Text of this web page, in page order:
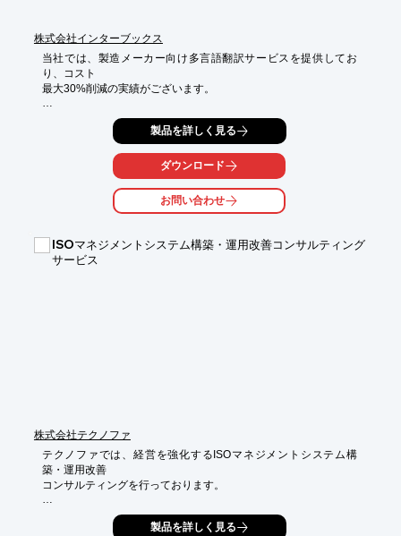
い。
株式会社インターブックス
当社では、製造メーカー向け多言語翻訳サービスを提供してお
り、コスト
最大30%削減の実績がございます。
技術分野に関する知識が豊富な専門翻訳者が翻訳。海外に伝えた
確実かつ効果的な訳文に仕上げます。また過去の言語資産、既訳
活用によって翻訳文書間の統一感と整合性を持たせます。
海外顧客が違和感を感じないレベルまで磨いた表現で翻訳しま
【インターブックスが選ばれるポイント】
■品質：3つの「ない」を実現
製品を詳しく見る
ダウンロード
お問い合わせ
ISOマネジメントシステム構築・運用改善コンサルティング
サービス
株式会社テクノファ
テクノファでは、経営を強化するISOマネジメントシステム構
築・運用改善
コンサルティングを行っております。
これからISOの認証取得を目指す企業はもちろんのこと、
すでに認証取得済み企業のマネジメントシステムのレベルアップ
製品を詳しく見る